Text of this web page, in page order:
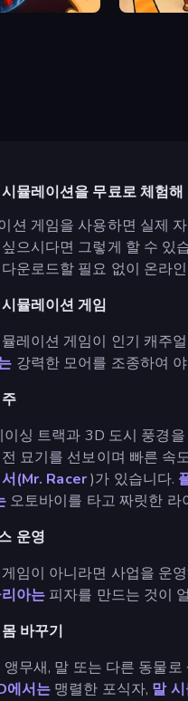
Destruction Cat and
뮬레이션을 무료로 체험
션 게임을 사용하면 실제
으시다면 그렇게 할 수 있
운로드할 필요 없이 온라
뮬레이션 게임
레이션 게임이 인기 캐주
강력한 모어를 조종하여
이싱 트랙과 3D 도시 풍경
묘기를 선보이며 빠른 속
(Mr. Racer)가 있습니다.
오토바이를 타고 짜릿한 라
운영
임이 아니라면 사업을 운
아는피자를 만드는 것이
바꾸기
앵무새, 말 또는 다른 동물
에서는 맹렬한 포식자, 말